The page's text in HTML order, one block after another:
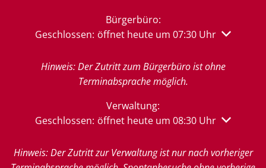
Bürgerbüro:
Klicken, um weitere Öffnungs- oder Schließzeiten
Geschlossen: öffnet heute um 07:30 Uhr
Hinweis: Der Zutritt zum Bürgerbüro ist ohne
Terminabsprache möglich.
Verwaltung:
Klicken, um weitere Öffnungs- oder Schließzeiten
Geschlossen: öffnet heute um 08:30 Uhr
Hinweis: Der Zutritt zur Verwaltung ist nur nach vorheriger